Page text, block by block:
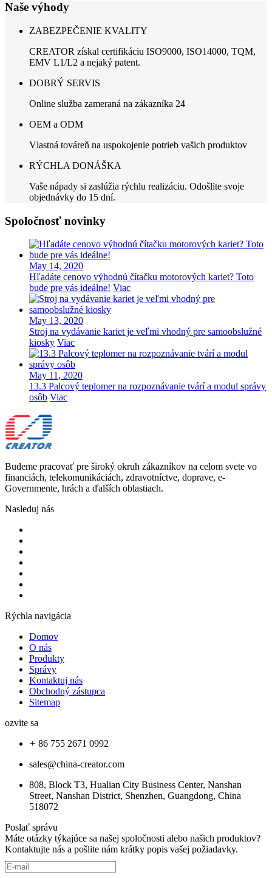
Naše výhody
ZABEZPEČENIE KVALITY
CREATOR získal certifikáciu ISO9000, ISO14000, TQM,
EMV L1/L2 a nejaký patent.
DOBRÝ SERVIS
Online služba zameraná na zákazníka 24
OEM a ODM
Vlastná továreň na uspokojenie potrieb vašich produktov
RÝCHLA DONÁŠKA
Vaše nápady si zaslúžia rýchlu realizáciu. Odošlite svoje
objednávky do 15 dní.
Spoločnosť novinky
May 14, 2020
Hľadáte cenovo výhodnú čítačku motorových kariet? Toto
bude pre vás ideálne! Viac
May 13, 2020
Stroj na vydávanie kariet je veľmi vhodný pre samoobslužné
kiosky Viac
May 11, 2020
13.3 Palcový teplomer na rozpoznávanie tvárí a modul správy
osôb Viac
Budeme pracovať pre široký okruh zákazníkov na celom svete vo
financiách, telekomunikáciách, zdravotníctve, doprave, e-
Governmente, hrách a ďalších oblastiach.
Nasleduj nás
Rýchla navigácia
Domov
O nás
Produkty
Správy
Kontaktuj nás
Obchodný zástupca
Sitemap
ozvite sa
86 755 2671 0992
sales@china-creator.com
808, Block T3, Hualian City Business Center, Nanshan
Street, Nanshan District, Shenzhen, Guangdong, China
518072
Poslať správu
Máte otázky týkajúce sa našej spoločnosti alebo našich produktov?
Kontaktujte nás a pošlite nám krátky popis vašej požiadavky.